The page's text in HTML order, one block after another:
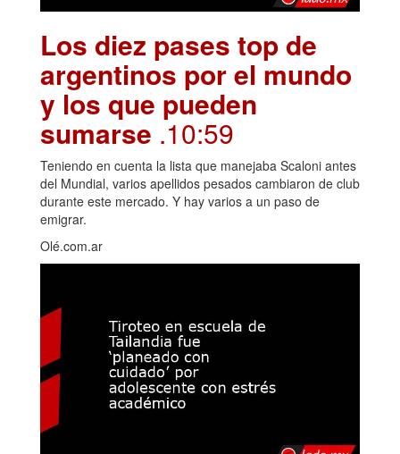
Los diez pases top de
argentinos por el mundo
y los que pueden
sumarse .10:59
Teniendo en cuenta la lista que manejaba Scaloni antes
del Mundial, varios apellidos pesados cambiaron de club
durante este mercado. Y hay varios a un paso de
emigrar.
Olé.com.ar